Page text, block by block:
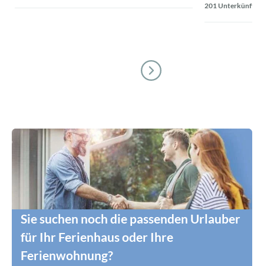
201 Unterkünfte
Sie suchen noch die passenden Urlauber
für Ihr Ferienhaus oder Ihre
Ferienwohnung?